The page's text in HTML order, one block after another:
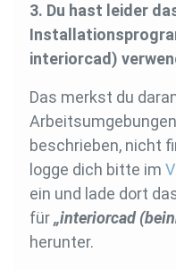
3. Du hast leider
interiorcad)
Das merkst du
beschrieben, nicht
logge dich bitte im
ein und lade dort
für„interiorcad
herunter.